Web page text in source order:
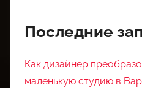
Последние
Как дизайнер
маленькую студию в